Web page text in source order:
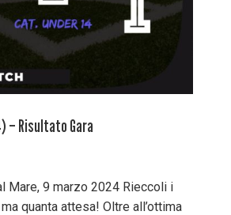
– Risultato Gara
Mare, 9 marzo 2024 Rieccoli i
quanta attesa! Oltre all’ottima